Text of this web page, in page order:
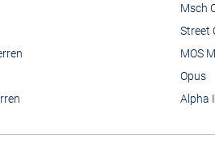
Msch
Street
MOS
Opus
Alpha